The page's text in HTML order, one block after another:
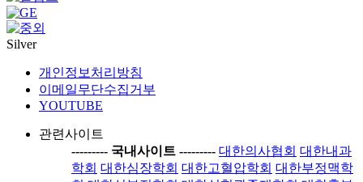
Silver
개인정보처리방침
이메일무단수집거부
YOUTUBE
관련사이트
--------- 국내사이트 --------- 대한의사협회 대한내과
학회 대한심장학회 대한고혈압학회 대한부정맥학